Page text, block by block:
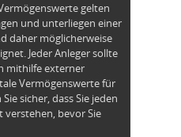
gelten
und unterliegen einer
daher möglicherweise
Jeder Anleger sollte
mithilfe externer
Vermögenswerte für
sicher, dass Sie jeden
bevor Sie